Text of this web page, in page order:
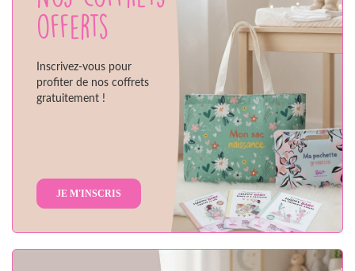
offerts
Inscrivez-vous pour
profiter de nos coffrets
gratuitement !
JE M'INSCRIS